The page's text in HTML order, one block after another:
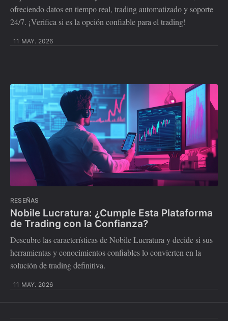
ofreciendo datos en tiempo real, trading automatizado y soporte
24/7. ¡Verifica si es la opción confiable para el trading!
11 MAY. 2026
RESEÑAS
Nobile Lucratura: ¿Cumple Esta Plataforma
de Trading con la Confianza?
Descubre las características de Nobile Lucratura y decide si sus
herramientas y conocimientos confiables lo convierten en la
solución de trading definitiva.
11 MAY. 2026